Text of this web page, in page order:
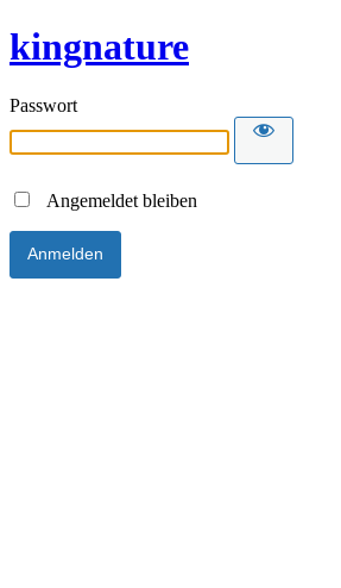
kingnature
Passwort
Angemeldet bleiben